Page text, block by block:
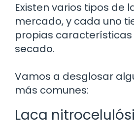
Existen varios tipos de
mercado, y cada uno
propias
secado.
Vamos a desglosar
más comunes:
Laca